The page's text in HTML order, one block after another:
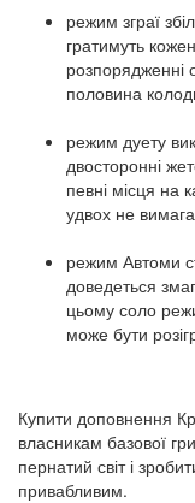
режим зграї
гратимуть
розпорядженні
половина
режим дуету
двосторонні
певні місця на
удвох не
режим Автоми
доведеться
цьому соло
може бути
Купити доповнення
власникам базової
пернатий світ і
привабливим.